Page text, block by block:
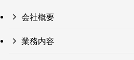
会社概要
業務内容